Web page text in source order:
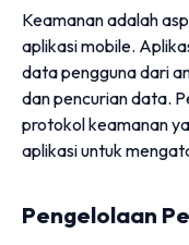
Keamanan adalah
aplikasi mobile.
data pengguna dari
dan pencurian data.
protokol keamanan
aplikasi untuk
Pengelolaan